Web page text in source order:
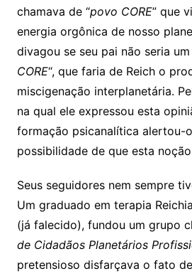
chamava de “povo CORE” que
energia orgônica de nosso
divagou se seu pai não seria um
CORE“, que faria de Reich o
miscigenação interplanetária.
na qual ele expressou esta
formação psicanalítica alertou-
possibilidade de que esta
Seus seguidores nem sempre
Um graduado em terapia
(já falecido), fundou um grupo
de Cidadãos Planetários
pretensioso disfarçava o fato